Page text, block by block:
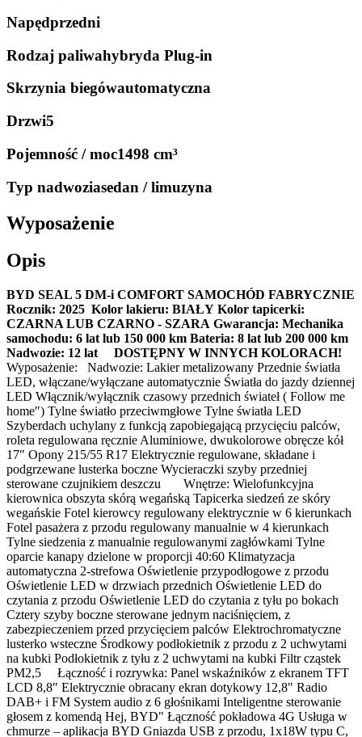
Napędprzedni
Rodzaj paliwahybryda Plug-in
Skrzynia biegówautomatyczna
Drzwi5
Pojemność / moc1498 cm³
Typ nadwoziasedan / limuzyna
Wyposażenie
Opis
BYD SEAL 5 DM-i COMFORT SAMOCHÓD FABRYCZNIE
Rocznik: 2025 Kolor lakieru: BIAŁY Kolor tapicerki:
CZARNA LUB CZARNO - SZARA Gwarancja: Mechanika
samochodu: 6 lat lub 150 000 km Bateria: 8 lat lub 200 000 km
Nadwozie: 12 lat
DOSTĘPNY W INNYCH KOLORACH!
Wyposażenie: Nadwozie: Lakier metalizowany Przednie światła
LED, włączane/wyłączane automatycznie Światła do jazdy dziennej
LED Włącznik/wyłącznik czasowy przednich świateł ( Follow me
home″) Tylne światło przeciwmgłowe Tylne światła LED
Szyberdach uchylany z funkcją zapobiegającą przycięciu palców,
roleta regulowana ręcznie Aluminiowe, dwukolorowe obręcze kół
17″ Opony 215/55 R17 Elektrycznie regulowane, składane i
podgrzewane lusterka boczne Wycieraczki szyby przedniej
sterowane czujnikiem deszczu Wnętrze: Wielofunkcyjna
kierownica obszyta skórą wegańską Tapicerka siedzeń ze skóry
wegańskie Fotel kierowcy regulowany elektrycznie w 6 kierunkach
Fotel pasażera z przodu regulowany manualnie w 4 kierunkach
Tylne siedzenia z manualnie regulowanymi zagłówkami Tylne
oparcie kanapy dzielone w proporcji 40:60 Klimatyzacja
automatyczna 2-strefowa Oświetlenie przypodłogowe z przodu
Oświetlenie LED w drzwiach przednich Oświetlenie LED do
czytania z przodu Oświetlenie LED do czytania z tyłu po bokach
Cztery szyby boczne sterowane jednym naciśnięciem, z
zabezpieczeniem przed przycięciem palców Elektrochromatyczne
lusterko wsteczne Środkowy podłokietnik z przodu z 2 uchwytami
na kubki Podłokietnik z tyłu z 2 uchwytami na kubki Filtr cząstek
PM2,5 Łączność i rozrywka: Panel wskaźników z ekranem TFT
LCD 8,8″ Elektrycznie obracany ekran dotykowy 12,8″ Radio
DAB+ i FM System audio z 6 głośnikami Inteligentne sterowanie
głosem z komendą Hej, BYD" Łączność pokładowa 4G Usługa w
chmurze ‒ aplikacja BYD Gniazda USB z przodu, 1x18W typu C,